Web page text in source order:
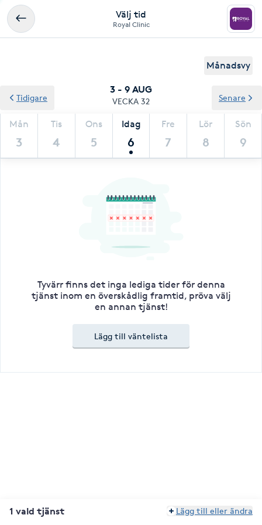
Välj tid
Royal Clinic
Månadsvy
3 - 9 AUG
VECKA 32
Mån
3
Tis
4
Ons
5
Idag
6
Fre
7
Lör
8
Sön
9
Tidigare Senare
Tyvärr finns det inga lediga tider för denna
tjänst inom en överskådlig framtid, pröva välj
en annan tjänst!
Lägg till väntelista
1 vald tjänst Lägg till eller ändra